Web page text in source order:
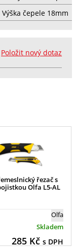
Výška čepele 18mm
Položit nový dotaz
řezač s
Olfa L5-AL
Olfa
Skladem
285Kč s DPH